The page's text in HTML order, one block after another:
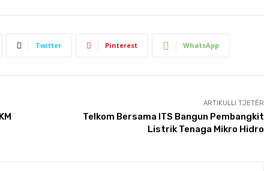
Twitter Pinterest WhatsApp
ARTIKULLI TJETËR
Telkom Bersama ITS Bangun Pembangkit
Listrik Tenaga Mikro Hidro